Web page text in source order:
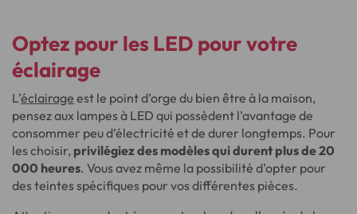
Optez pour les LED pour votre
éclairage
L’éclairage est le point d’orge du bien être à la maison,
pensez aux lampes à LED qui possèdent l’avantage de
consommer peu d’électricité et de durer longtemps. Pour
les choisir, privilégiez des modèles qui durent plus de 20
000 heures. Vous avez même la possibilité d’opter pour
des teintes spécifiques pour vos différentes pièces.